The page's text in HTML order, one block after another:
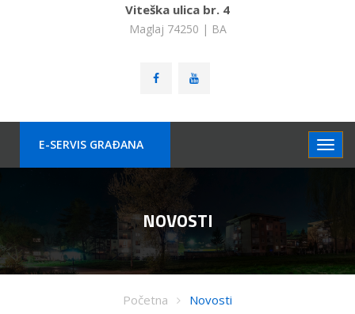
Viteška ulica br. 4
Maglaj 74250 | BA
E-SERVIS GRAÐANA
NOVOSTI
Početna Novosti